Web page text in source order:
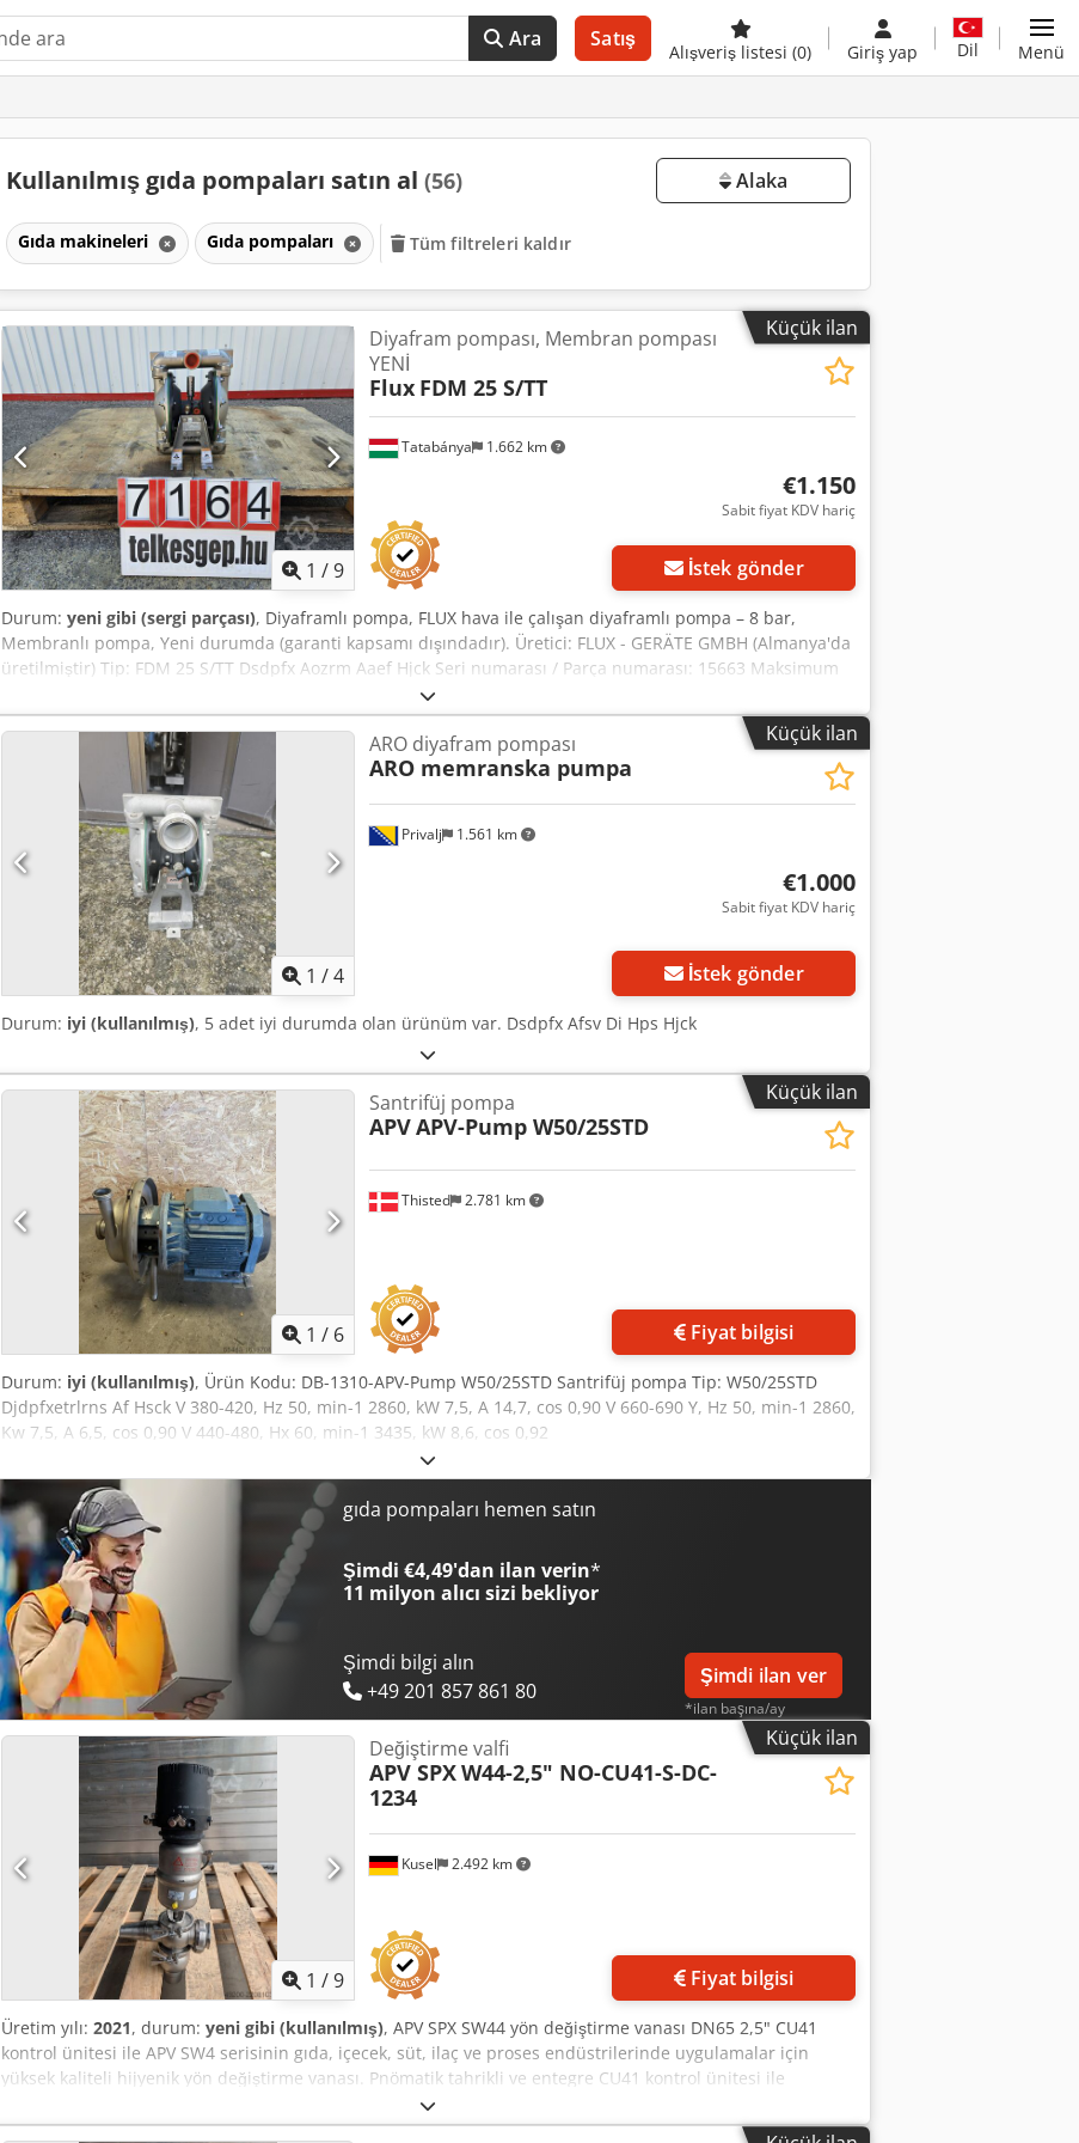
Ara Satış
Alışveriş listesi (0) Giriş yap Dil Menü
Kullanılmış gıda pompaları satın al (56) Alaka
Gıda makineleri Gıda pompaları Tüm filtreleri kaldır
Küçük ilan
1 /9
Tatabánya 1.662 km
Diyafram pompası, Membran pompası
YENİ
Flux FDM 25 S/TT
€1.150
Sabit fiyat KDV hariç
İstek gönder
Durum: yeni gibi (sergi parçası), Diyaframlı pompa, FLUX hava ile çalışan diyaframlı pompa – 8 bar,
Membranlı pompa, Yeni durumda (garanti kapsamı dışındadır). Üretici: FLUX - GERÄTE GMBH (Almanya'da
üretilmiştir) Tip: FDM 25 S/TT Dsdpfx Aozrm Aaef Hjck Seri numarası / Parça numarası: 15663 Maksimum
debi: 150 – 175 l/dk Maksimum çalışma basıncı (PN maks.): 8 bar Gövde malzemesi: Paslanmaz çelik (S)
Diyafram / Conta malzemesi: PTFE / Teflon (TT) Bağlantı boyutu: 1" (DN 25)
Küçük ilan
1 /4
Privalj 1.561 km
ARO diyafram pompası
ARO memranska pumpa
€1.000
Sabit fiyat KDV hariç
İstek gönder
Durum: iyi (kullanılmış), 5 adet iyi durumda olan ürünüm var. Dsdpfx Afsv Di Hps Hjck
Küçük ilan
1 / 6
Thisted 2.781 km
Santrifüj pompa
APVAPV-Pump W50/25STD
Fiyat bilgisi
Durum: iyi (kullanılmış), Ürün Kodu: DB-1310-APV-Pump W50/25STD Santrifüj pompa Tip: W50/25STD
Djdpfxetrlrns Af Hsck V 380-420, Hz 50, min-1 2860, kW 7,5, A 14,7, cos 0,90 V 660-690 Y, Hz 50, min-1 2860,
Kw 7,5, A 6,5, cos 0,90 V 440-480, Hx 60, min-1 3435, kW 8,6, cos 0,92
gıda pompaları hemen satın
Şimdi €4,49'dan ilan verin*
11 milyon alıcı sizi bekliyor
Şimdi bilgi alın
+49 201 857 861 80
Şimdi ilan ver
*ilan başına/ay
Küçük ilan
1 /9
Kusel 2.492 km
Değiştirme valfi
APV SPXW44-2,5" NO-CU41-S-DC-
1234
Fiyat bilgisi
Üretim yılı: 2021, durum: yeni gibi (kullanılmış), APV SPX SW44 yön değiştirme vanası DN65 2,5" CU41
kontrol ünitesi ile APV SW4 serisinin gıda, içecek, süt, ilaç ve proses endüstrilerinde uygulamalar için
yüksek kaliteli hijyenik yön değiştirme vanası. Pnömatik tahrikli ve entegre CU41 kontrol ünitesi ile
donatılmıştır. Üretici: APV SPX Flow Seri: SW4 Tip: SW44 Vana tipi: Yön değiştirme vanası Nominal çap:
DN65 Bağlantı boyutu: 2,5" Versiyon: NO Kontrol Ünitesi: CU41 Tahrik: pnömatik Ürüne temas eden parça